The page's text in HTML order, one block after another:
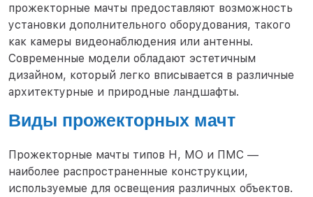
прожекторные мачты предоставляют возможность
установки дополнительного оборудования, такого
как камеры видеонаблюдения или антенны.
Современные модели обладают эстетичным
дизайном, который легко вписывается в различные
архитектурные и природные ландшафты.
Виды прожекторных мачт
Прожекторные мачты типов Н, МО и ПМС —
наиболее распространенные конструкции,
используемые для освещения различных объектов.